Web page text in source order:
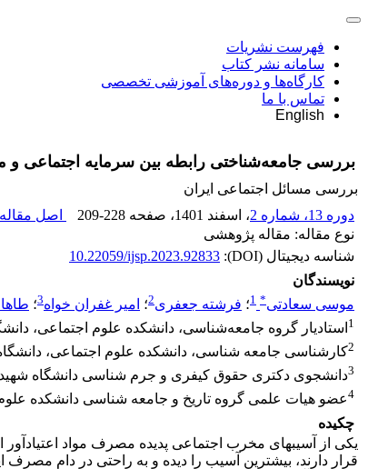
فهرست نشریات
سامانه نشر کتاب
کارگاه‌ها و دوره‌های آموزشی تخصصی
تماس با ما
English
بررسی جامعه‌شناختی رابطه بین سرمایه اجتماعی و
بررسی مسائل اجتماعی ایران
دوره 13، شماره 2
، اسفند 1401 ، صفحه 209-228 اصل
نوع مقاله: مقاله پژوهشی
شناسه دیجیتال (DOI):
10.22059/ijsp.2023.92833
نویسندگان
موسی سعادتی*
1؛ فرشته جعفری2؛ امیر غفران خواه3؛
1 استادیار گروه جامعه‌شناسی، دانشکده علوم اجتماعی،
2کارشناسی جامعه شناسی، دانشکده علوم اجتماعی، دانشگاه
3دانشجوی دکتری حقوق کیفری و جرم شناسی دانشگاه شهید
4عضو هیات علمی گروه تاریخ و جامعه شناسی دانشکده علوم
چکیده
یکی از آسیب­های مخرب اجتماعی پدیده مصرف مواد
قرار دارند، بیشترین آسیب را دیده و به راحتی در دام